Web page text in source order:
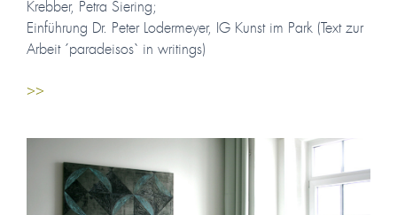
Krebber, Petra Siering;
Einführung Dr. Peter Lodermeyer, IG Kunst im Park (Text zur
Arbeit ´paradeisos` in writings)
>>